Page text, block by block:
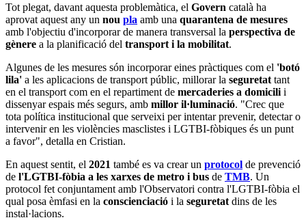
Tot plegat, davant aquesta problemàtica, el Govern català ha
aprovat aquest any un nou pla amb una quarantena de mesures
amb l'objectiu d'incorporar de manera transversal la perspectiva de
gènere a la planificació del transport i la mobilitat.
Algunes de les mesures són incorporar eines pràctiques com el 'botó
lila' a les aplicacions de transport públic, millorar la seguretat tant
en el transport com en el repartiment de mercaderies a domicili i
dissenyar espais més segurs, amb millor il·luminació. "Crec que
tota política institucional que serveixi per intentar prevenir, detectar o
intervenir en les violències masclistes i LGTBI-fòbiques és un punt
a favor", detalla en Cristian.
En aquest sentit, el 2021 també es va crear un protocol de prevenció
de l'LGTBI-fòbia a les xarxes de metro i bus de TMB. Un
protocol fet conjuntament amb l'Observatori contra l'LGTBI-fòbia el
qual posa èmfasi en la conscienciació i la seguretat dins de les
instal·lacions.